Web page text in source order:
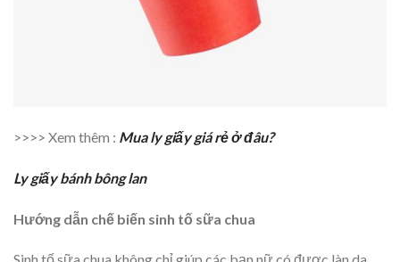
>>>> Xem thêm : Mua ly giấy giá rẻ ở đâu?
Ly giấy bánh bông lan
Hướng dẫn chế biến sinh tố sữa chua